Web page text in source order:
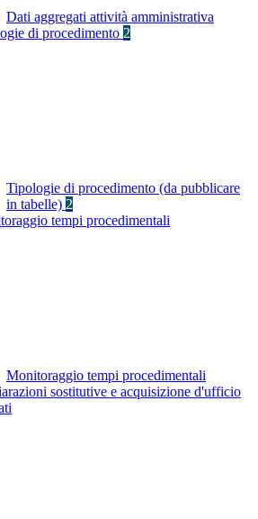
Dati aggregati attività amministrativa
di procedimento 2
Tipologie di procedimento (da pubblicare
in tabelle) 2
tempi procedimentali
Monitoraggio tempi procedimentali
sostitutive e acquisizione d'ufficio